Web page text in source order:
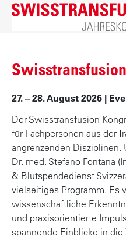
Menu
Swisstransfusion
27. – 28. August 2026 |
Der Swisstransfusion-
für Fachpersonen aus der
angrenzenden Disziplinen.
Dr. med. Stefano Fontana
& Blutspendedienst
vielseitiges Programm. Es
wissenschaftliche
und praxisorientierte
spannende Einblicke in die